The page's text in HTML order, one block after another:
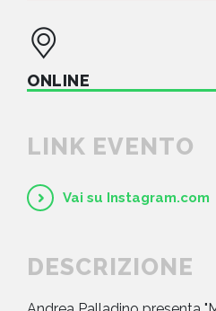
ONLINE
LINK EVENTO
Vai su Instagram.com
DESCRIZIONE